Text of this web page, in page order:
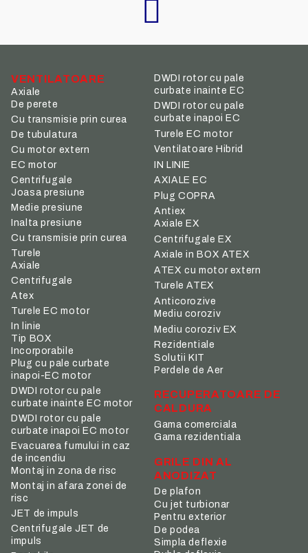
VENTILATOARE
Axiale
De perete
Cu transmisie prin curea
De tubulatura
Cu motor extern
EC motor
Centrifugale
Joasa presiune
Medie presiune
Inalta presiune
Cu transmisie prin curea
Turele
Axiale
Centrifugale
Atex
Turele EC motor
In linie
Tip BOX
Incorporabile
Plug cu pale curbate
inapoi-EC motor
DWDI rotor cu pale
curbate inainte EC motor
DWDI rotor cu pale
curbate inapoi EC motor
Evacuarea fumului in caz
de incendiu
Montaj in zona de risc
Montaj in afara zonei de
risc
JET de impuls
Centrifugale JET de
impuls
DWDI rotor cu pale
curbate inainte EC
DWDI rotor cu pale
curbate inapoi EC
Turele EC motor
Ventilatoare Hibrid
IN LINIE
AXIALE EC
Plug COPRA
Antiex
Axiale EX
Centrifugale EX
Axiale in BOX ATEX
ATEX cu motor extern
Turele ATEX
Anticorozive
Mediu coroziv
Mediu coroziv EX
Rezidentiale
Solutii KIT
Perdele de Aer
RECUPERATOARE DE
CALDURA
Gama comerciala
Gama rezidentiala
GRILE DIN AL
ANODIZAT
De plafon
Cu jet turbionar
Pentru exterior
De podea
Simpla deflexie